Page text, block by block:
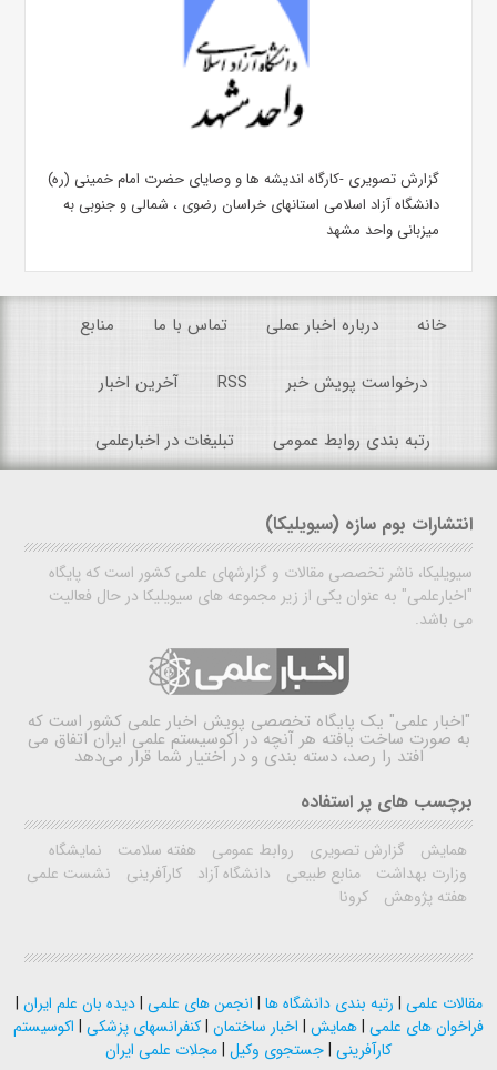
گزارش تصویری -کارگاه اندیشه ها و وصایای حضرت امام خمینی (ره)
دانشگاه آزاد اسلامی استانهای خراسان رضوی ، شمالی و جنوبی به
میزبانی واحد مشهد
خانه درباره اخبار عملی تماس با ما منابع
درخواست پویش خبر RSS آخرین اخبار
رتبه بندی روابط عمومی تبلیغات در اخبارعلمی
انتشارات بوم سازه (سیویلیکا)
سیویلیکا، ناشر تخصصی مقالات و گزارشهای علمی کشور است که پایگاه
"اخبارعلمی" به عنوان یکی از زیر مجموعه های سیویلیکا در حال فعالیت
می باشد.
"اخبار علمی" یک پایگاه تخصصی پویش اخبار علمی کشور است که
به صورت ساخت یافته هر آنچه در اکوسیستم علمی ایران اتفاق می
افتد را رصد، دسته بندی و در اختیار شما قرار می‌دهد
برچسب های پر استفاده
همایش گزارش تصویری روابط عمومی هفته سلامت
نمایشگاه
وزارت بهداشت
منابع طبیعی دانشگاه آزاد کارآفرینی
نشست علمی
هفته پژوهش
کرونا
مقالات علمی | رتبه بندی دانشگاه ها | انجمن های علمی |دیده بان علم ایران |
فراخوان های علمی |همایش | اخبار ساختمان |کنفرانسهای پزشکی | اکوسیستم
کارآفرینی |جستجوی وکیل |مجلات علمی ایران